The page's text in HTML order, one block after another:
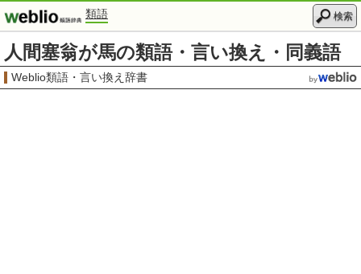
類語 検索
人間塞翁が馬の類語・言い換え・同義語
Weblio類語・言い換え辞書